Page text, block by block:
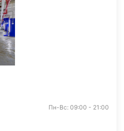
Пн-Вс: 09:00 - 21:00